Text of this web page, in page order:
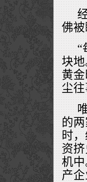
佛
“
块
黄
尘
的
时
资
机
产